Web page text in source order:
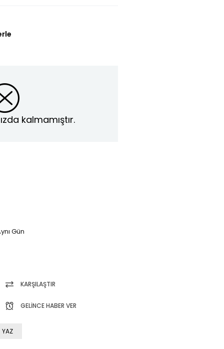
kalmamıştır.
Gün
KARŞILAŞTIR
GELINCE HABER VER
YAZ